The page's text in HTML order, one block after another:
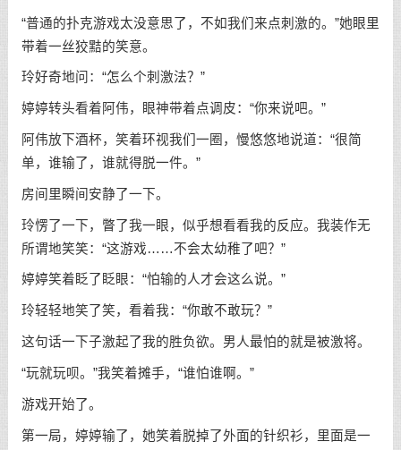
“普通的扑克游戏太没意思了，不如我们来点刺激的。”她眼里
带着一丝狡黠的笑意。
玲好奇地问：“怎么个刺激法？”
婷婷转头看着阿伟，眼神带着点调皮：“你来说吧。”
阿伟放下酒杯，笑着环视我们一圈，慢悠悠地说道：“很简
单，谁输了，谁就得脱一件。”
房间里瞬间安静了一下。
玲愣了一下，瞥了我一眼，似乎想看看我的反应。我装作无
所谓地笑笑：“这游戏……不会太幼稚了吧？”
婷婷笑着眨了眨眼：“怕输的人才会这么说。”
玲轻轻地笑了笑，看着我：“你敢不敢玩？”
这句话一下子激起了我的胜负欲。男人最怕的就是被激将。
“玩就玩呗。”我笑着摊手，“谁怕谁啊。”
游戏开始了。
第一局，婷婷输了，她笑着脱掉了外面的针织衫，里面是一